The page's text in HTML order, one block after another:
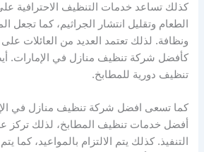
كذلك تساعد خدمات التنظيف الاحترافية
الطعام وتقليل انتشار الجراثيم، كما تجعل
ونظافة. لذلك تعتمد العديد من العائلات
كأفضل شركة تنظيف منازل في الإمارات.
تنظيف دورية للمطابخ.
كما تسعى افضل شركة تنظيف منازل في
أفضل خدمات تنظيف المطابخ، لذلك تركز
التنفيذ. كذلك يتم الالتزام بالمواعيد، كما